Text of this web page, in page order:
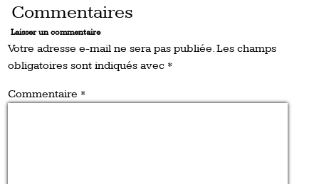
Commentaires
Laisser un commentaire
Votre adresse e-mail ne sera pas publiée.Les champs
obligatoires sont indiqués avec *
Commentaire *